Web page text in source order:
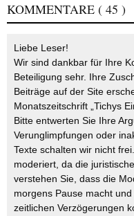
KOMMENTARE ( 45 )
Liebe Leser!
Wir sind dankbar für Ihre
Beteiligung sehr. Ihre
Beiträge auf der Site
Monatszeitschrift „Tichys
Bitte entwerten Sie Ihre
Verunglimpfungen oder
Texte schalten wir nicht
moderiert, da die
verstehen Sie, dass die
morgens Pause macht
zeitlichen Verzögerungen